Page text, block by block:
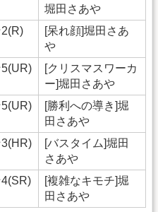
堀田さあや
[呆れ顔]堀田さあ
や
[クリスマスワーカ
ー]堀田さあや
[勝利への導き]堀
田さあや
[バスタイム]堀田
さあや
[複雑なキモチ]堀
田さあや